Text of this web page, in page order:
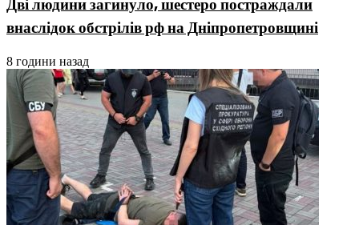
Дві людини загинуло, шестеро постраждали
внаслідок обстрілів рф на Дніпропетровщині
8 години назад